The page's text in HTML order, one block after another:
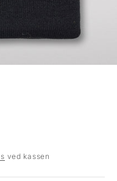
12
element 3
ved kassen